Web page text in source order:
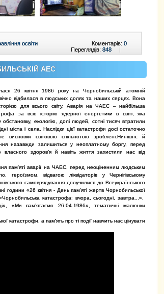
освіти Коментарів: 0
Переглядів: 848 |
АЕС
26 квітня 1986 року на Чорнобильській атомній
відбилася в людських долях та наших серцях. Вона
для всього світу. Аварія на ЧАЕС – найбільша
за всю історію ядерної енергетики в світі, яка
обстановку, екологію, долі людей, сотні тисяч втратили
міста і села. Наслідки цієї катастрофи досі остаточно
висновки світовою спільнотою зроблені.Нинішнє й
назавжди залишиться у неоплатному боргу, перед
власного здоров'я й навіть життя захистили нас від
пам'яті аварії на ЧАЕС, перед неоціненним людським
героїзмом, відвагою ліквідаторів у Чернігівському
самоврядування долучилися до Всеукраїнського
години «26 квітня - День пам'яті жертв Чорнобильської
катастрофа: вчора, сьогодні, завтра...»,
«Ми пам’ятаємо 26.04.1986», тематичні малюнки
катастрофи, а пам'ять про ті події навчить нас цінувати